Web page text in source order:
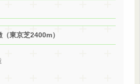
東京芝2400m）